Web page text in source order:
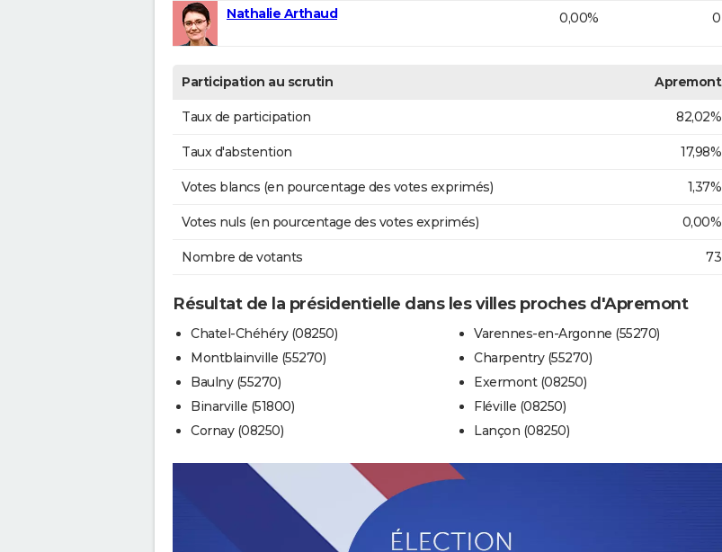
Nathalie Arthaud 0,00% 0
Participation au scrutin Apremont
Taux de participation 82,02%
Taux d'abstention 17,98%
Votes blancs (en pourcentage des votes exprimés) 1,37%
Votes nuls (en pourcentage des votes exprimés) 0,00%
Nombre de votants 73
Résultat de la présidentielle dans les villes proches d'Apremont
Chatel-Chéhéry (08250)
Montblainville (55270)
Baulny (55270)
Binarville (51800)
Cornay (08250)
Varennes-en-Argonne (55270)
Charpentry (55270)
Exermont (08250)
Fléville (08250)
Lançon (08250)